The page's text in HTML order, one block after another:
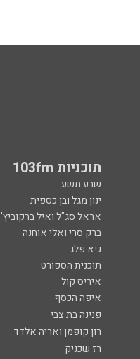
תוכניות 103fm
שבע תשע
ינון מגל ובן כספית
אראל סג"ל ואיל ברקוביץ'
ברק סרי ואלי אוחנה
גיא פלג
תוכנית הספורט
איריס קול
איפה הכסף
פנינה בת צבי
רון קופמן ואריה אלדד
רז שכניק